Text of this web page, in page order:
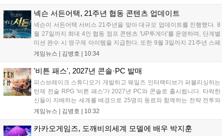
다. 향후 지역별 유통 방식은 미정입니다....
넥슨 서든어택, 21주년 협동 콘텐츠 업데이트
넥슨이 서든어택 서비스 21주년을 맞아 대규모 업데이트를 진행했다. 8
월 27일까지 최대 4인 협동 점프 콘텐츠 'UP투게더'를 운영하며, 단계별
미션 완수 시 영구제 아이템을 지급한다. 또한 9월 3일까지 21주년 스페
셜 교환소와 웹 이벤트, 출석 챌린지 등 다채로운 행사를 연다. 8월 9일까
운영하며 혜택을 제공한다. 특히 8월 6일 오후 8시에는 공식 SOOP 채널
에서 '2026 시즌3 서든라이브' 생방송을 통해 업데이트를 소개하고 시청
자에게 다양한 보상을 지급할 예정이다....
게임뉴스 | 김병호 10:34
'비튼 패스', 2027년 콘솔·PC 발매
피스브레이크 스튜디오가 개발하고 웨일즈 인터랙티브가 퍼블리싱하는
턴제 전술 RPG '비튼 패스'가 2027년 PC와 콘솔로 출시됩니다. 타락한
신들이 지배하는 세계를 배경으로 25명의 동료와 함께하는 전략 전투와
듀얼 잡 시스템이 특징입니다. 킥스타터 펀딩을 성공적으로 마친 이 게
은 미정입니다....
게임뉴스 | 김병호 10:32
카카오게임즈, 도깨비의세계 모델에 배우 박지훈